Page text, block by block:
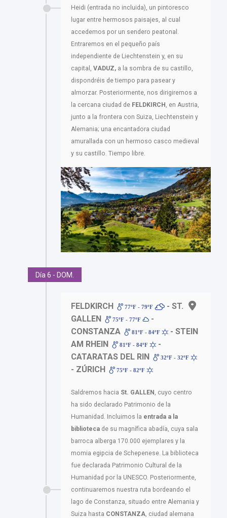
Heidi (entrada no incluida), un pintoresco
lugar entre hermosos paisajes, al cual
accedemos por un sendero peatonal.
Entraremos en el pequeño país
independiente de Liechtenstein y, en su
capital, VADUZ, a la sombra de su castillo,
dispondréis de tiempo para pasear y
almorzar. Posteriormente, nos dirigiremos a
la cercana ciudad de FELDKIRCH , en Austria,
junto a la frontera con Suiza, Liechtenstein y
Alemania; una encantadora ciudad
amurallada con un hermoso casco medieval
y su castillo. Tiempo libre.
Día 6 - DOM.
FELDKIRCH 77ºF - 79ºF
- ST.
GALLEN
75ºF - 77ºF
-
CONSTANZA
81ºF - 84ºF
- STEIN
AM RHEIN
81ºF - 84ºF
-
CATARATAS DEL RIN
32ºF - 32ºF
- ZÚRICH 75ºF - 82ºF
Saldremos hacia St. GALLEN, cuyo centro
ha sido declarado Patrimonio de la
Humanidad. Incluimos la entrada a la
biblioteca de su magnífica abadía, cuya sala
barroca alberga 170.000 ejemplares y la
momia egipcia de Schepenese. La biblioteca
fue declarada Patrimonio Cultural de la
Humanidad por la UNESCO. Posteriormente,
continuaremos nuestra ruta bordeando el
lago de Constanza, situado entre Alemania y
Suiza hasta CONSTANZA, ciudad alemana